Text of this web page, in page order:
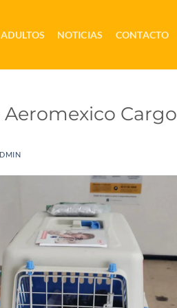
ADULTOS NOTICIAS CONTACTO
Cargo